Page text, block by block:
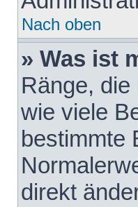
Nach oben
» Was ist
Ränge,
wie viele
bestimmte
direkt